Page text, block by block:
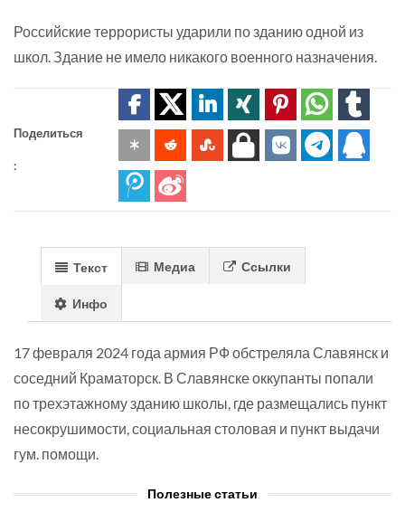
Российские террористы ударили по зданию одной из
школ. Здание не имело никакого военного назначения.
Поделиться
:
Текст Медиа Ссылки
Инфо
17 февраля 2024 года армия РФ обстреляла Славянск и
соседний Краматорск. В Славянске оккупанты попали
по трехэтажному зданию школы, где размещались пункт
несокрушимости, социальная столовая и пункт выдачи
гум. помощи.
Полезные статьи